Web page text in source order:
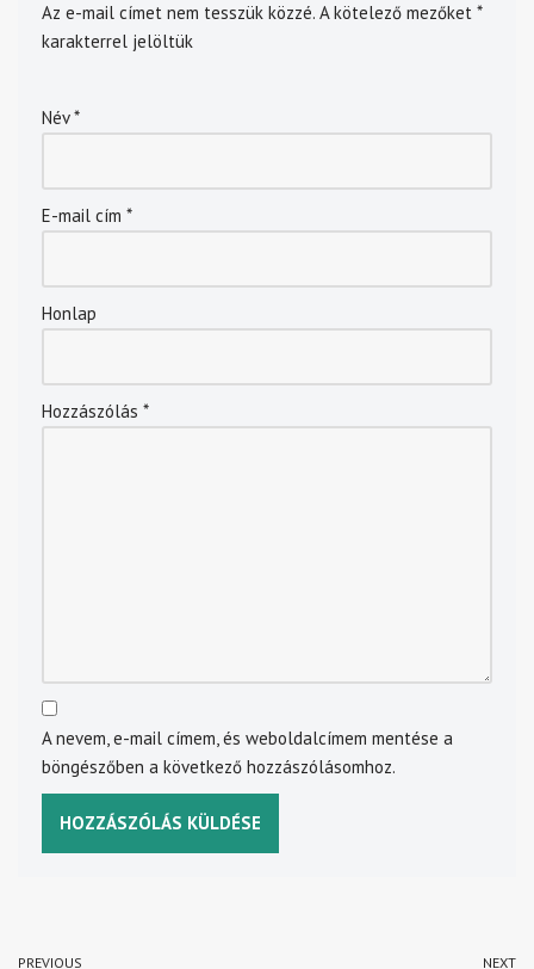
Az e-mail címet nem tesszük közzé. A kötelező mezőket *
karakterrel jelöltük
Név*
E-mail cím *
Honlap
Hozzászólás *
A nevem, e-mail címem, és weboldalcímem mentése a
böngészőben a következő hozzászólásomhoz.
PREVIOUS NEXT